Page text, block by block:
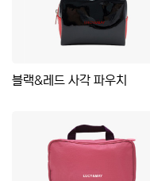
블랙&레드 사각 파우치